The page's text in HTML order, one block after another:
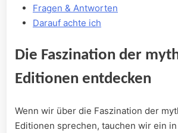
Fragen &​ Antworten
Darauf achte‍ ich
Die Faszination der
Editionen ‍entdecken
Wenn wir über die Faszination der
Editionen‌ sprechen, tauchen wir⁣ ein